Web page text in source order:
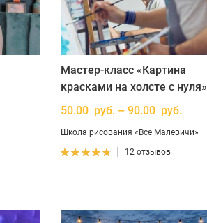
Мастер-класс «Картина
красками на холсте с нуля»
50.00 руб. – 90.00 руб.
Школа рисования «Все Малевичи»
12 отзывов